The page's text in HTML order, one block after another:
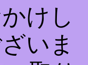
けし
いま